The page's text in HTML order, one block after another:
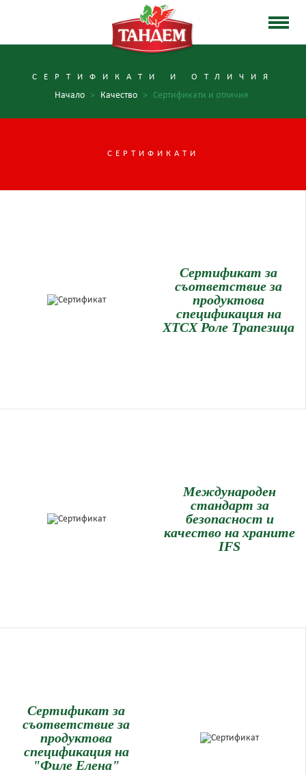
СЕРТИФИКАТИ И ОТЛИЧИЯ
Начало > Качество > Сертификати и отличия
СЕРТИФИКАТИ
Сертификат за
съответствие за
продуктова
спецификация на
ХТСХ Роле Трапезица
Международен
стандарт за
безопасност и
качество на храните
IFS
Сертификат за
съответствие за
продуктова
спецификация на
"Филе Елена"